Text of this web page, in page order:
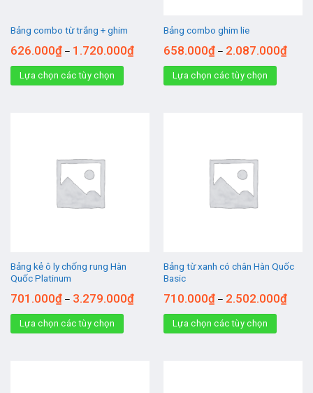
Bảng combo từ trắng + ghim
626.000₫– 1.720.000₫
Lựa chọn các tùy chọn
Bảng combo ghim lie
658.000₫– 2.087.000₫
Lựa chọn các tùy chọn
Bảng kẻ ô ly chống rung Hàn
Quốc Platinum
701.000₫– 3.279.000₫
Lựa chọn các tùy chọn
Bảng từ xanh có chân Hàn Quốc
Basic
710.000₫– 2.502.000₫
Lựa chọn các tùy chọn